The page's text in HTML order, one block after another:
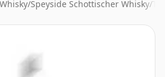
/Speyside Schottischer Whisky/